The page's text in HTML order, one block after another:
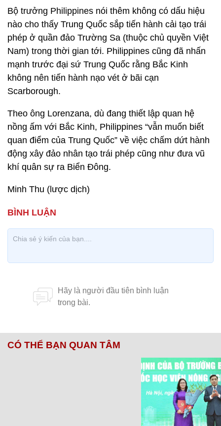
Bộ trưởng Philippines nói thêm không có dấu hiệu
nào cho thấy Trung Quốc sắp tiến hành cải tạo trái
phép ở quần đảo Trường Sa (thuộc chủ quyền Việt
Nam) trong thời gian tới. Philippines cũng đã nhấn
mạnh trước đại sứ Trung Quốc rằng Bắc Kinh
không nên tiến hành nạo vét ở bãi cạn
Scarborough.
Theo ông Lorenzana, dù đang thiết lập quan hệ
nồng ấm với Bắc Kinh, Philippines “vẫn muốn biết
quan điểm của Trung Quốc” về việc chấm dứt hành
động xây đảo nhân tạo trái phép cũng như đưa vũ
khí quân sự ra Biển Đông.
Minh Thu (lược dịch)
CÓ THỂ BẠN QUAN TÂM